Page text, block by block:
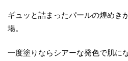
ギュッと詰まったパールの煌めき
場。
一度塗りならシアーな発色で肌に